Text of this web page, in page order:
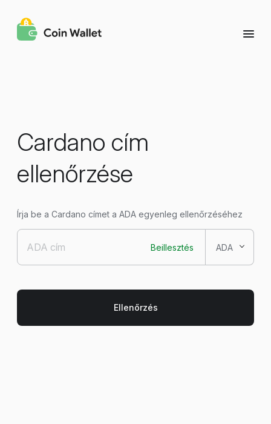
Cardano cím
ellenőrzése
Írja be a Cardano címet a ADA egyenleg ellenőrzéséhez
Beillesztés ADA